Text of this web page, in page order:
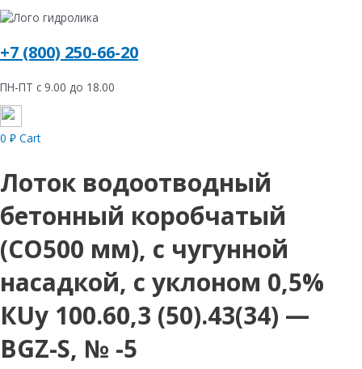
+7 (800) 250-66-20
ПН-ПТ с 9.00 до 18.00
0 ₽ Cart
Лоток водоотводный
бетонный коробчатый
(СО500 мм), с чугунной
насадкой, с уклоном 0,5%
КUу 100.60,3 (50).43(34) —
BGZ-S, № -5